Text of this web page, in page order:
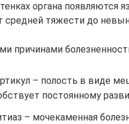
органа появляются
средней тяжести до
причинами
– полость в виде
постоянному
– мочекаменная